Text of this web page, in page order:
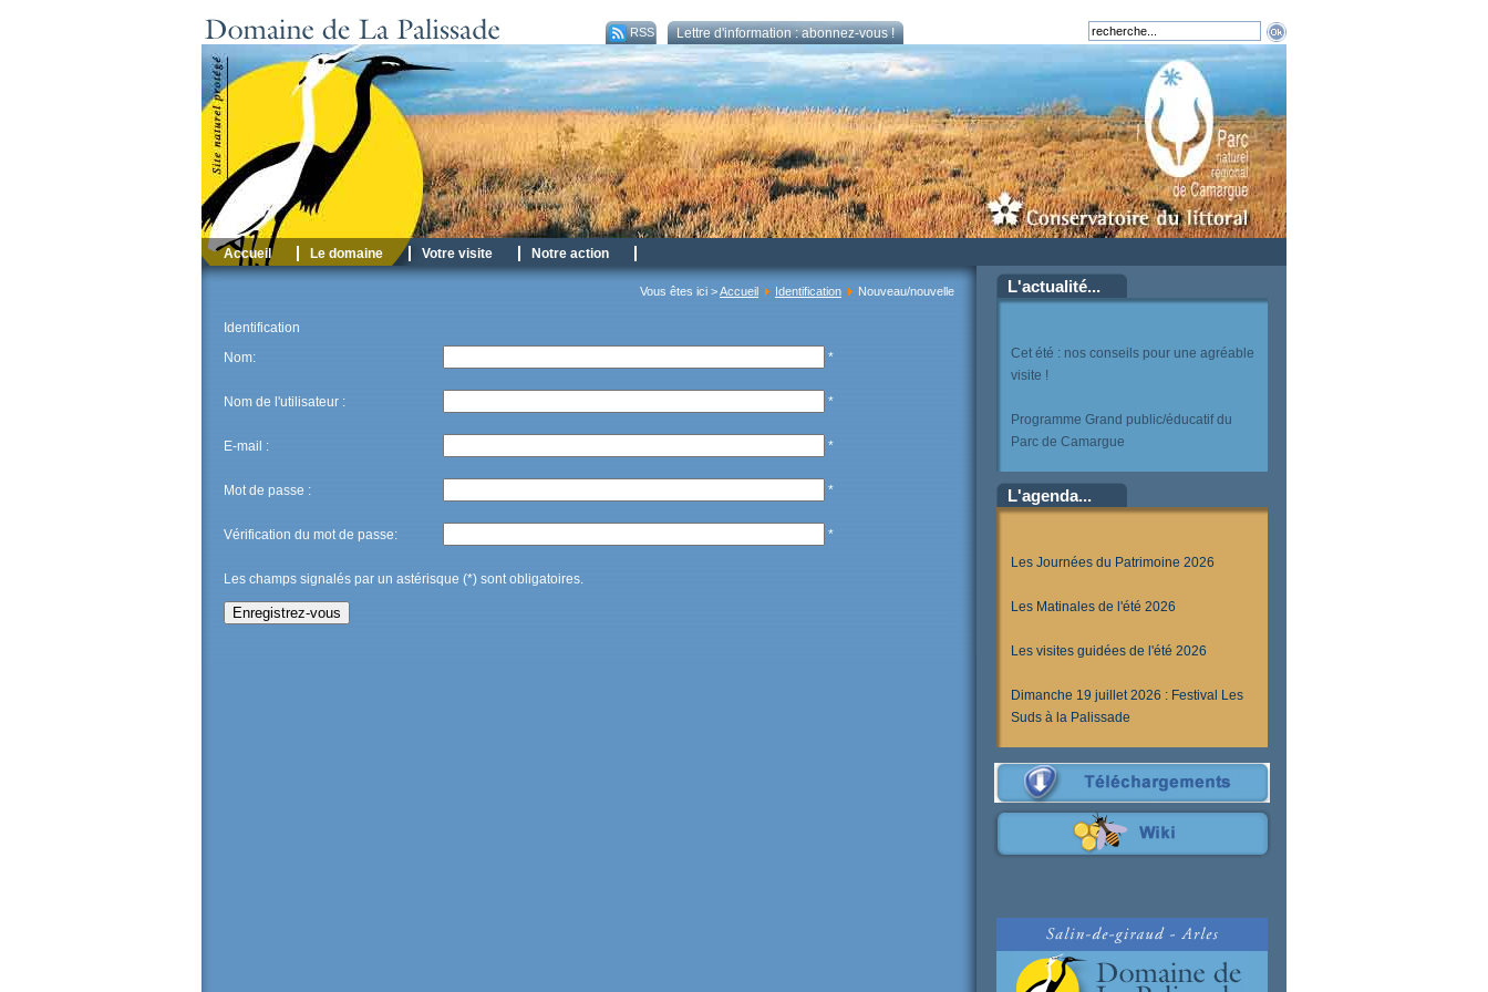
RSS Lettre d'information : abonnez-vous !
Accueil Le domaine Votre visite Notre action
Vous êtes ici >Accueil Identification Nouveau/nouvelle
Identification
Nom:
*
Nom de l'utilisateur : *
E-mail : *
Mot de passe : *
Vérification du mot de passe: *
Les champs signalés par un astérisque (*) sont obligatoires.
Enregistrez-vous
L'actualité...
Cet été : nos conseils pour une agréable
visite !
Programme Grand public/éducatif du
Parc de Camargue
L'agenda...
Les Journées du Patrimoine 2026
Les Matinales de l'été 2026
Les visites guidées de l'été 2026
Dimanche 19 juillet 2026 : Festival Les
Suds à la Palissade